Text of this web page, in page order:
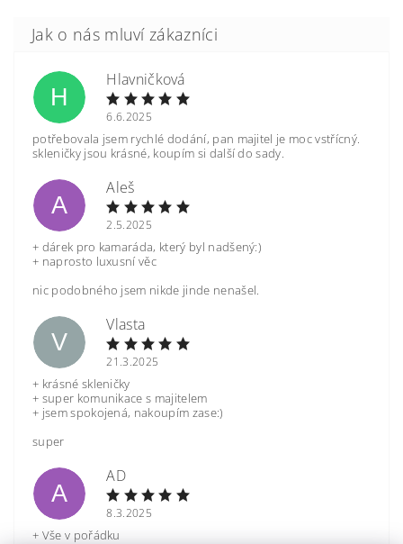
H
Hlavničková
6.6.2025
potřebovala jsem rychlé dodání, pan majitel je moc vstřícný.
skleničky jsou krásné, koupím si další do sady.
A
Aleš
2.5.2025
+ dárek pro kamaráda, který byl nadšený:)
+ naprosto luxusní věc
nic podobného jsem nikde jinde nenašel.
V
Vlasta
21.3.2025
+ krásné skleničky
+ super komunikace s majitelem
+ jsem spokojená, nakoupím zase:)
super
A
AD
8.3.2025
+ Vše v pořádku